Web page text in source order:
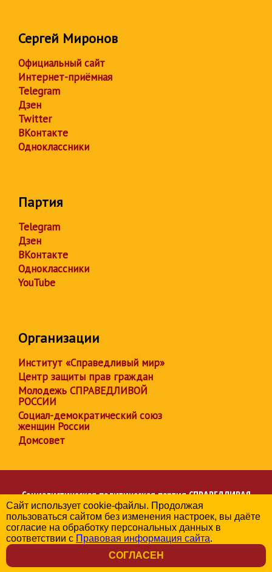
Сергей Миронов
Официальный сайт
Интернет-приёмная
Telegram
Дзен
Twitter
ВКонтакте
Одноклассники
Партия
Telegram
Дзен
ВКонтакте
Одноклассники
YouTube
Организации
Институт «Справедливый мир»
Центр защиты прав граждан
Молодежь СПРАВЕДЛИВОЙ
РОССИИ
Социал-демократический союз
женщин России
Домсовет
Социалистическая политическая партияСПРАВЕДЛИВАЯ
РОССИЯ
Региональное отделение партии в Челябинской области
© 2006-2026
Политика в отношении обработки персональных данных
Сайт использует cookie-файлы. Продолжая
пользоваться сайтом без изменения настроек, вы даёте
согласие на обработку персональных данных в
соответствии с Правовая информация сайта.
СОГЛАСЕН